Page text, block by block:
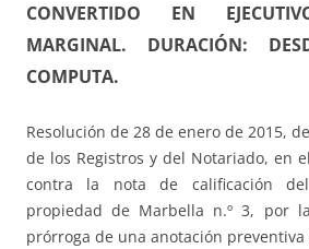
CONVERTIDO EN
MARGINAL. DURACIÓN:
COMPUTA.
Resolución de 28 de enero de 2015,
de los Registros y del Notariado, en
contra la nota de calificación
propiedad de Marbella n.º 3, por
prórroga de una anotación preventiva